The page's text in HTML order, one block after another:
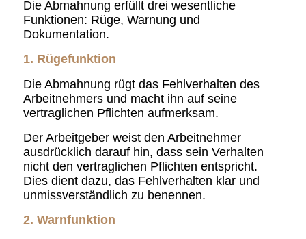
Die Abmahnung erfüllt drei wesentliche
Funktionen: Rüge, Warnung und
Dokumentation.
1. Rügefunktion
Die Abmahnung rügt das Fehlverhalten des
Arbeitnehmers und macht ihn auf seine
vertraglichen Pflichten aufmerksam.
Der Arbeitgeber weist den Arbeitnehmer
ausdrücklich darauf hin, dass sein Verhalten
nicht den vertraglichen Pflichten entspricht.
Dies dient dazu, das Fehlverhalten klar und
unmissverständlich zu benennen.
2. Warnfunktion